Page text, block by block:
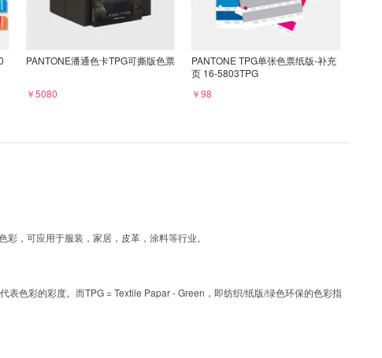
PANTONE潘通色卡TPG可撕版色票
￥5080
PANTONE TPG单张色票纸版-补充
页 16-5803TPG
￥98
，可应用于服装，家居，皮革，涂料等行业。
色彩的彩度。而TPG = Textile Papar - Green，即纺织/纸版/绿色环保的色彩指